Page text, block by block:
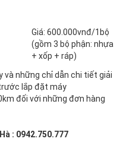
Giá: 600.000vnđ/1bộ
(gồm 3 bộ phận: nhựa
+ xốp + ráp)
và những chỉ dẫn chi tiết giải
lắp đặt máy
đối với những đơn hàng
: 0942.750.777